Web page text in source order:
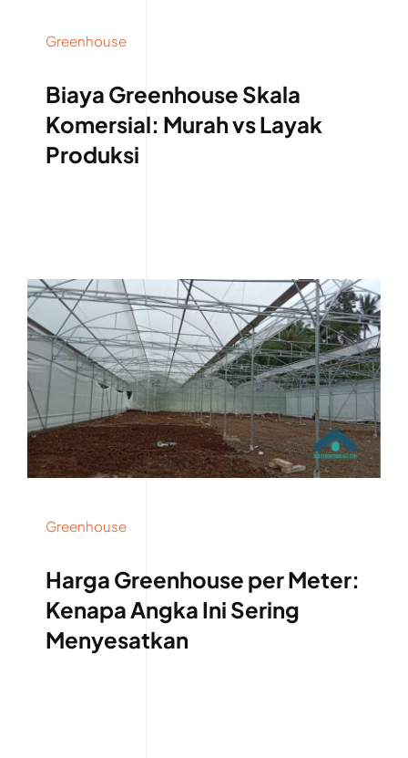
Greenhouse
Biaya Greenhouse Skala
Komersial: Murah vs Layak
Produksi
Greenhouse
Harga Greenhouse per Meter:
Kenapa Angka Ini Sering
Menyesatkan